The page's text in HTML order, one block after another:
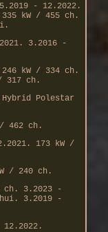
- 12.2022.
kW / 455 ch.
3.2016 -
kW / 334 ch.
317 ch.
Polestar
462 ch.
173 kW /
/ 240 ch.
ch. 3.2023 -
3.2019 -